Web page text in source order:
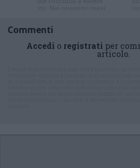
Commenti
Accedi o registrati per
articolo.